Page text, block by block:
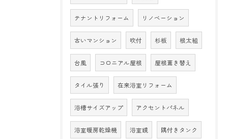
テナントリフォーム リノベーション
古いマンション 吹付 杉板 根太組
台風 コロニアル屋根 屋根葺き替え
タイル張り 在来浴室リフォーム
浴槽サイズアップ アクセントパネル
浴室暖房乾燥機 浴室鏡 隅付きタンク